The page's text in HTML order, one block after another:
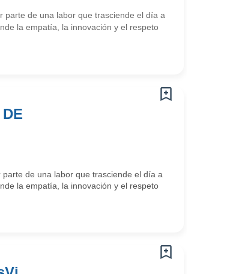
parte de una labor que trasciende el día a
la empatía, la innovación y el respeto
de una labor que trasciende el día a
la empatía, la innovación y el respeto